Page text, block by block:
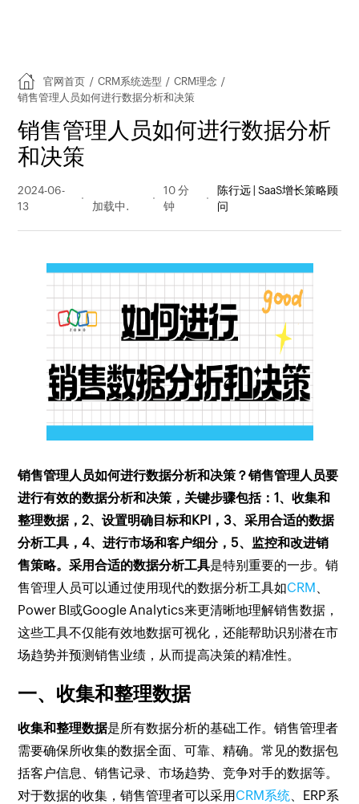
官网首页 / CRM系统选型 / CRM理念 /
销售管理人员如何进行数据分析和决策
销售管理人员如何进行数据分析
和决策
2024-06-
13
量
10 分
钟
陈行远 | SaaS增长策略顾
问
销售管理人员如何进行数据分析和决策？销售管理人员要
进行有效的数据分析和决策，关键步骤包括：1、收集和
整理数据，2、设置明确目标和KPI，3、采用合适的数据
分析工具，4、进行市场和客户细分，5、监控和改进销
售策略。采用合适的数据分析工具是特别重要的一步。销
售管理人员可以通过使用现代的数据分析工具如CRM、
Power BI或Google Analytics来更清晰地理解销售数据，
这些工具不仅能有效地数据可视化，还能帮助识别潜在市
场趋势并预测销售业绩，从而提高决策的精准性。
一、收集和整理数据
收集和整理数据是所有数据分析的基础工作。销售管理者
需要确保所收集的数据全面、可靠、精确。常见的数据包
括客户信息、销售记录、市场趋势、竞争对手的数据等。
对于数据的收集，销售管理者可以采用CRM系统、ERP系